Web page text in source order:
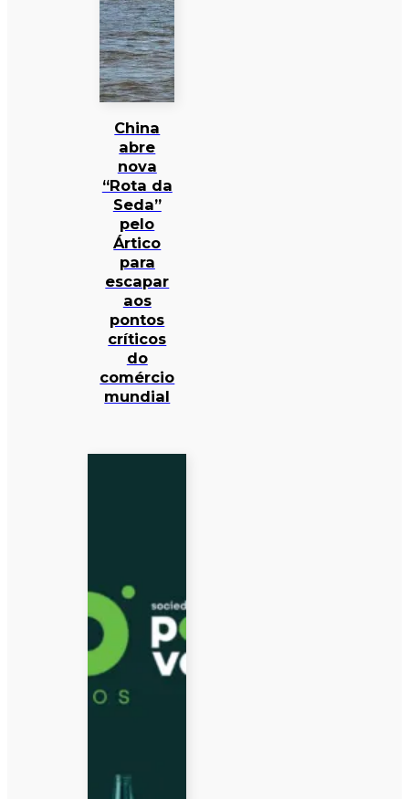
China
abre
nova
“Rota da
Seda”
pelo
Ártico
para
escapar
aos
pontos
críticos
do
comércio
mundial